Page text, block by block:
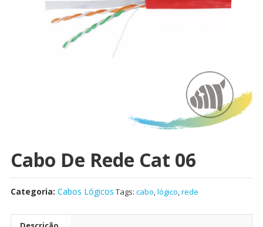
Cabo De Rede Cat 06
Categoria: Cabos Lógicos Tags: cabo,lógico,rede